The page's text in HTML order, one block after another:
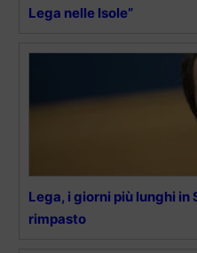
Lega nelle Isole”
Lega, i giorni più lunghi in
rimpasto